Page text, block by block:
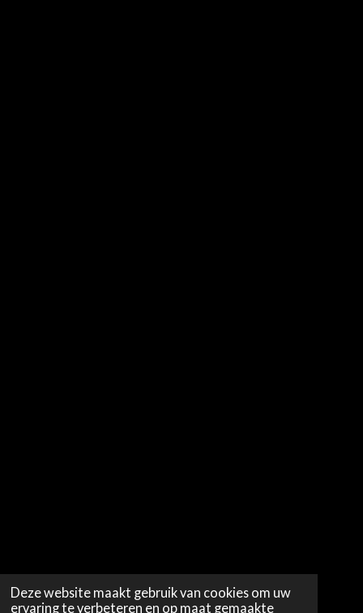
Deze website maakt gebruik van cookies om uw
ervaring te verbeteren en op maat gemaakte